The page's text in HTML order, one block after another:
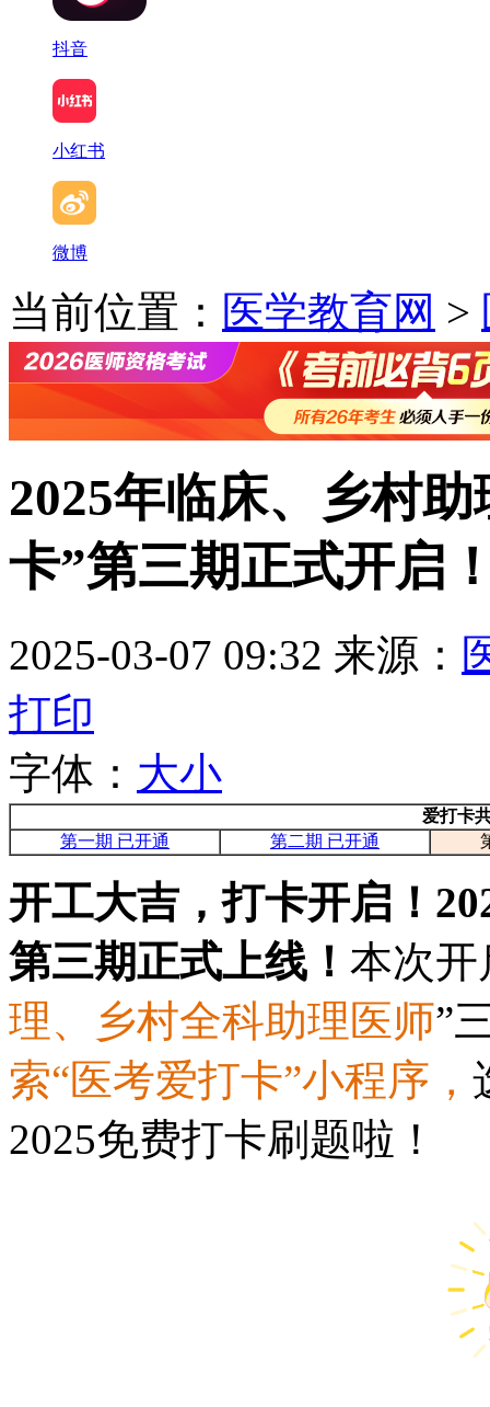
抖音
小红书
微博
当前位置： 医学教育网 >
2025年临床、乡村
卡”第三期正式开启
2025-03-07 09:32 来源：
打印
字体： 大小
爱打卡
第一期 已开通
第二期 已开通
开工大吉，打卡开启！
第三期正式上线！ 本次开
理、乡村全科助理医师”
索“医考爱打卡”小程序，
2025免费打卡刷题啦！